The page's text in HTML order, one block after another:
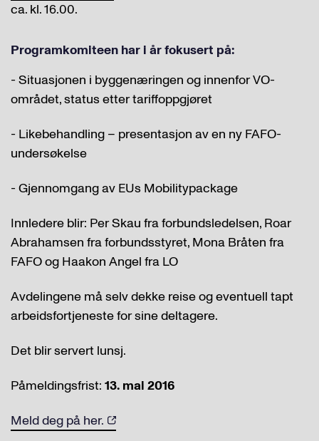
ca. kl. 16.00.
Programkomiteen har i år fokusert på:
- Situasjonen i byggenæringen og innenfor VO-
området, status etter tariffoppgjøret
- Likebehandling – presentasjon av en ny FAFO-
undersøkelse
- Gjennomgang av EUs Mobilitypackage
Innledere blir: Per Skau fra forbundsledelsen, Roar
Abrahamsen fra forbundsstyret, Mona Bråten fra
FAFO og Haakon Angel fra LO
Avdelingene må selv dekke reise og eventuell tapt
arbeidsfortjeneste for sine deltagere.
Det blir servert lunsj.
Påmeldingsfrist: 13. mai 2016
Meld deg på her.